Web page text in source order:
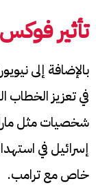
تأثير فوكس
بالإضافة إلى
في تعزيز الخطاب
شخصيات مثل
إسرائيل في
خاص مع ترامب.